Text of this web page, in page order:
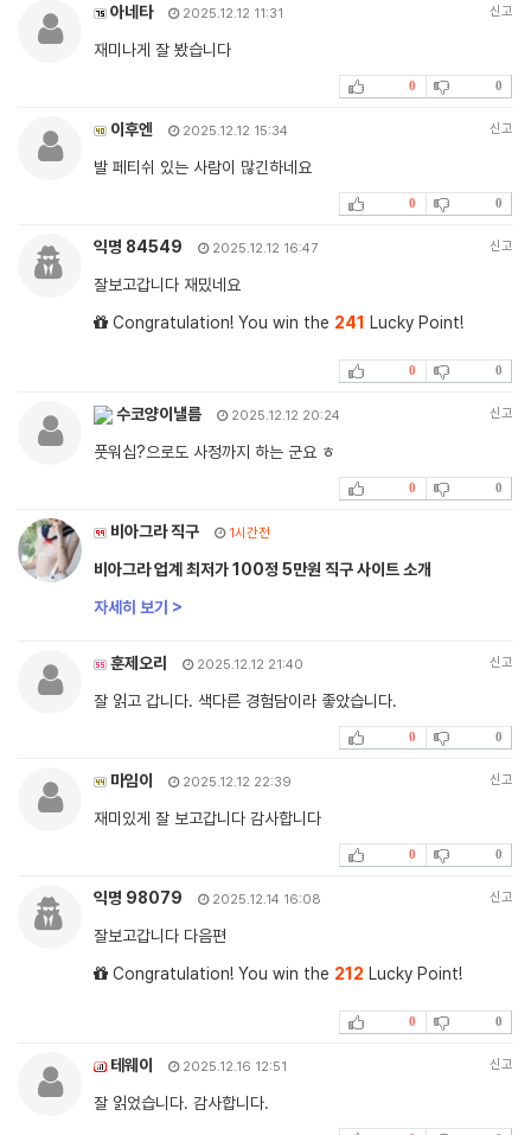
아네타 2025.12.12 11:31 신고
재미나게 잘 봤습니다
0 0
이후엔 2025.12.12 15:34 신고
발 페티쉬 있는 사람이 많긴하네요
0 0
익명 84549 2025.12.12 16:47 신고
잘보고갑니다 재밌네요
Congratulation! You win the 241 Lucky Point!
0 0
수코양이낼름 2025.12.12 20:24 신고
풋워십?으로도 사정까지 하는 군요 ㅎ
0 0
비아그라 직구 1시간전
비아그라 업계 최저가 100정 5만원 직구 사이트 소개
자세히 보기 >
훈제오리 2025.12.12 21:40 신고
잘 읽고 갑니다. 색다른 경험담이라 좋았습니다.
0 0
마임이 2025.12.12 22:39 신고
재미있게 잘 보고갑니다 감사합니다
0 0
익명 98079 2025.12.14 16:08 신고
잘보고갑니다 다음편
Congratulation! You win the 212 Lucky Point!
0 0
테웨이 2025.12.16 12:51 신고
잘 읽었습니다. 감사합니다.